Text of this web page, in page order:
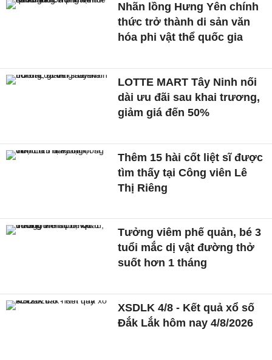
Nhãn lồng Hưng Yên chính
thức trở thành di sản văn
hóa phi vật thể quốc gia
LOTTE MART Tây Ninh nối
dài ưu đãi sau khai trương,
giảm giá đến 50%
Thêm 15 hài cốt liệt sĩ được
tìm thấy tại Công viên Lê
Thị Riêng
Tưởng viêm phế quản, bé 3
tuổi mắc dị vật đường thở
suốt hơn 1 tháng
XSDLK 4/8 - Kết quả xổ số
Đắk Lắk hôm nay 4/8/2026